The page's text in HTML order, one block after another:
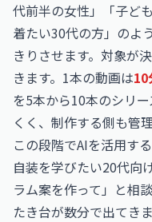
代前半の女性」「子ど
着たい30代の方」のよ
きりさせます。対象が
きます。1本の動画は10
を5本から10本のシリ
くく、制作する側も管
この段階でAIを活用す
自装を学びたい20代向
ラム案を作って」と相
たき台が数分で出てき